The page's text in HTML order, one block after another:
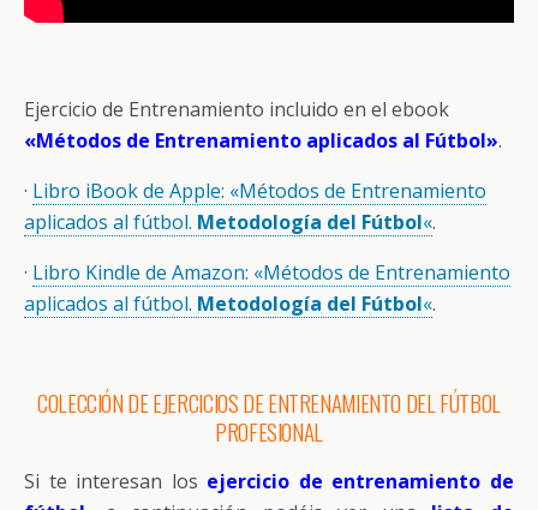
Ejercicio de Entrenamiento incluido en el ebook
«Métodos de Entrenamiento aplicados al Fútbol».
· Libro iBook de Apple: «Métodos de Entrenamiento
aplicados al fútbol. Metodología del Fútbol«.
· Libro Kindle de Amazon: «Métodos de Entrenamiento
aplicados al fútbol. Metodología del Fútbol«.
COLECCIÓN DE EJERCICIOS DE ENTRENAMIENTO DEL FÚTBOL
PROFESIONAL
Si te interesan los ejercicio de entrenamiento de